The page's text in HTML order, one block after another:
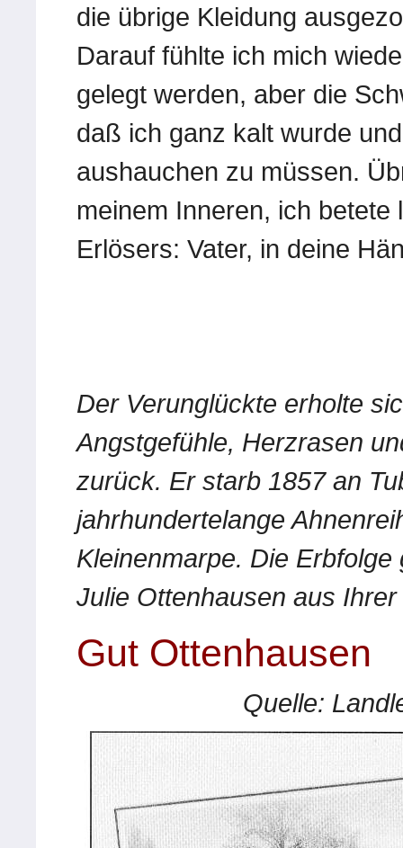
die übrige Kleidung
Darauf fühlte ich mich
gelegt werden, aber die
daß ich ganz kalt wurde
aushauchen zu müssen.
meinem Inneren, ich
Erlösers: Vater, in deine
Der Verunglückte erholte
Angstgefühle, Herzrasen
zurück. Er starb 1857 an
jahrhundertelange
Kleinenmarpe. Die
Julie Ottenhausen aus
Gut Ottenhausen
Quelle: